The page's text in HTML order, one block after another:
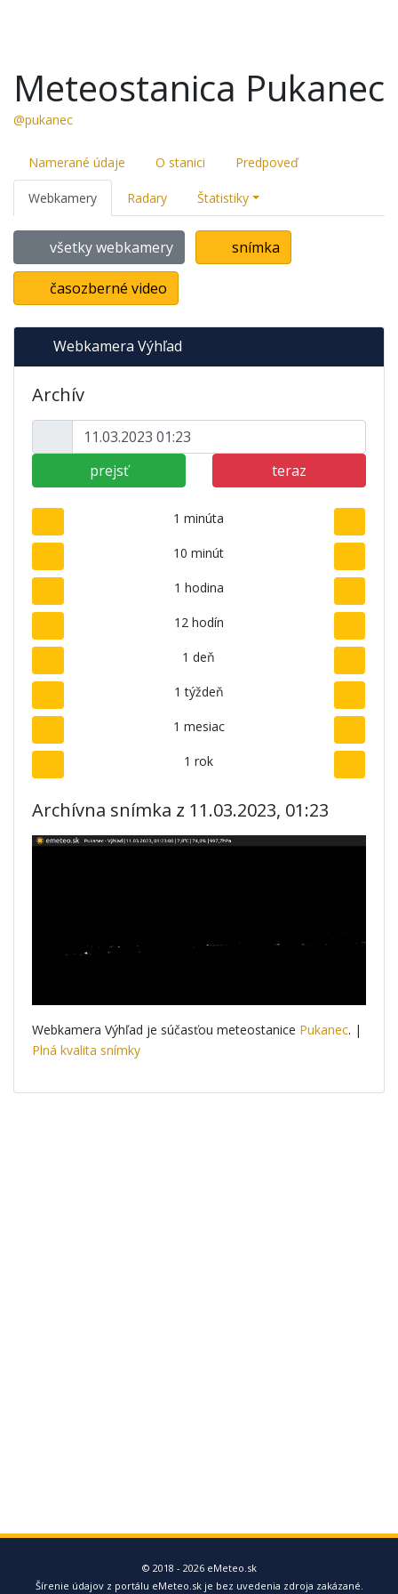
Meteostanica Pukanec
@pukanec
Namerané údaje O stanici Predpoveď
Webkamery Radary Štatistiky
všetky webkamery snímka
časozberné video
Webkamera Výhľad
Archív
prejsť teraz
1 minúta
10 minút
1 hodina
12 hodín
1 deň
1 týždeň
1 mesiac
1 rok
Archívna snímka z 11.03.2023, 01:23
Webkamera Výhľad je súčasťou meteostanice Pukanec. |
Plná kvalita snímky
© 2018 - 2026 eMeteo.sk
Šírenie údajov z portálu eMeteo.sk je bez uvedenia zdroja zakázané.